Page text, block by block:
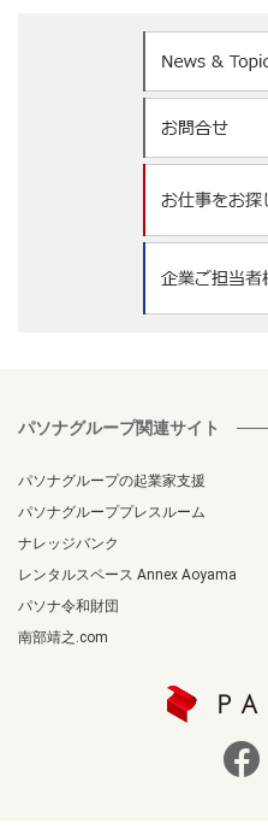
パソナグループ関連サイト
パソナグループの起業家支援
パソナグループプレスルーム
ナレッジバンク
レンタルスペース Annex Aoyama
パソナ令和財団
南部靖之.com